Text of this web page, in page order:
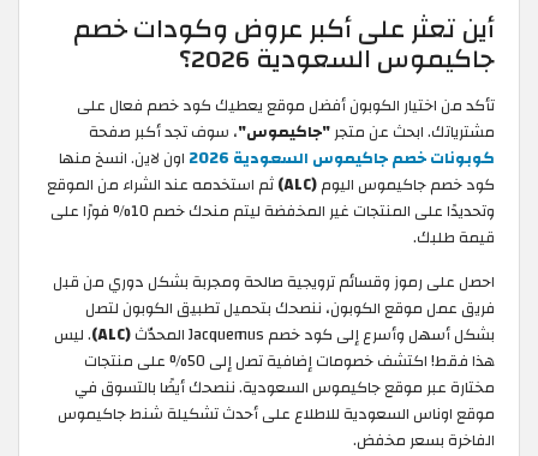
أين تعثر على أكبر عروض وكودات خصم
جاكيموس السعودية 2026؟
تأكد من اختيار الكوبون أفضل موقع يعطيك كود خصم فعال على
مشترياتك. ابحث عن متجر"جاكيموس"، سوف تجد أكبر صفحة
كوبونات خصم جاكيموس السعودية 2026
اون لاين. انسخ منها
كود خصم جاكيموس اليوم(ALC)
ثم استخدمه عند الشراء من الموقع
وتحديدًا على المنتجات غير المخفضة ليتم منحك خصم 10% فورًا على
قيمة طلبك.
احصل على رموز وقسائم ترويجية صالحة ومجربة بشكل دوري من قبل
فريق عمل موقع الكوبون، ننصحك بتحميل تطبيق الكوبون لتصل
بشكل أسهل وأسرع إلى كود خصم Jacquemus المحدّث
(ALC)
. ليس
هذا فقط! اكتشف خصومات إضافية تصل إلى 50% على منتجات
مختارة عبر موقع جاكيموس السعودية. ننصحك أيضًا بالتسوق في
موقع اوناس السعودية للاطلاع على أحدث تشكيلة شنط جاكيموس
الفاخرة بسعر مخفض.